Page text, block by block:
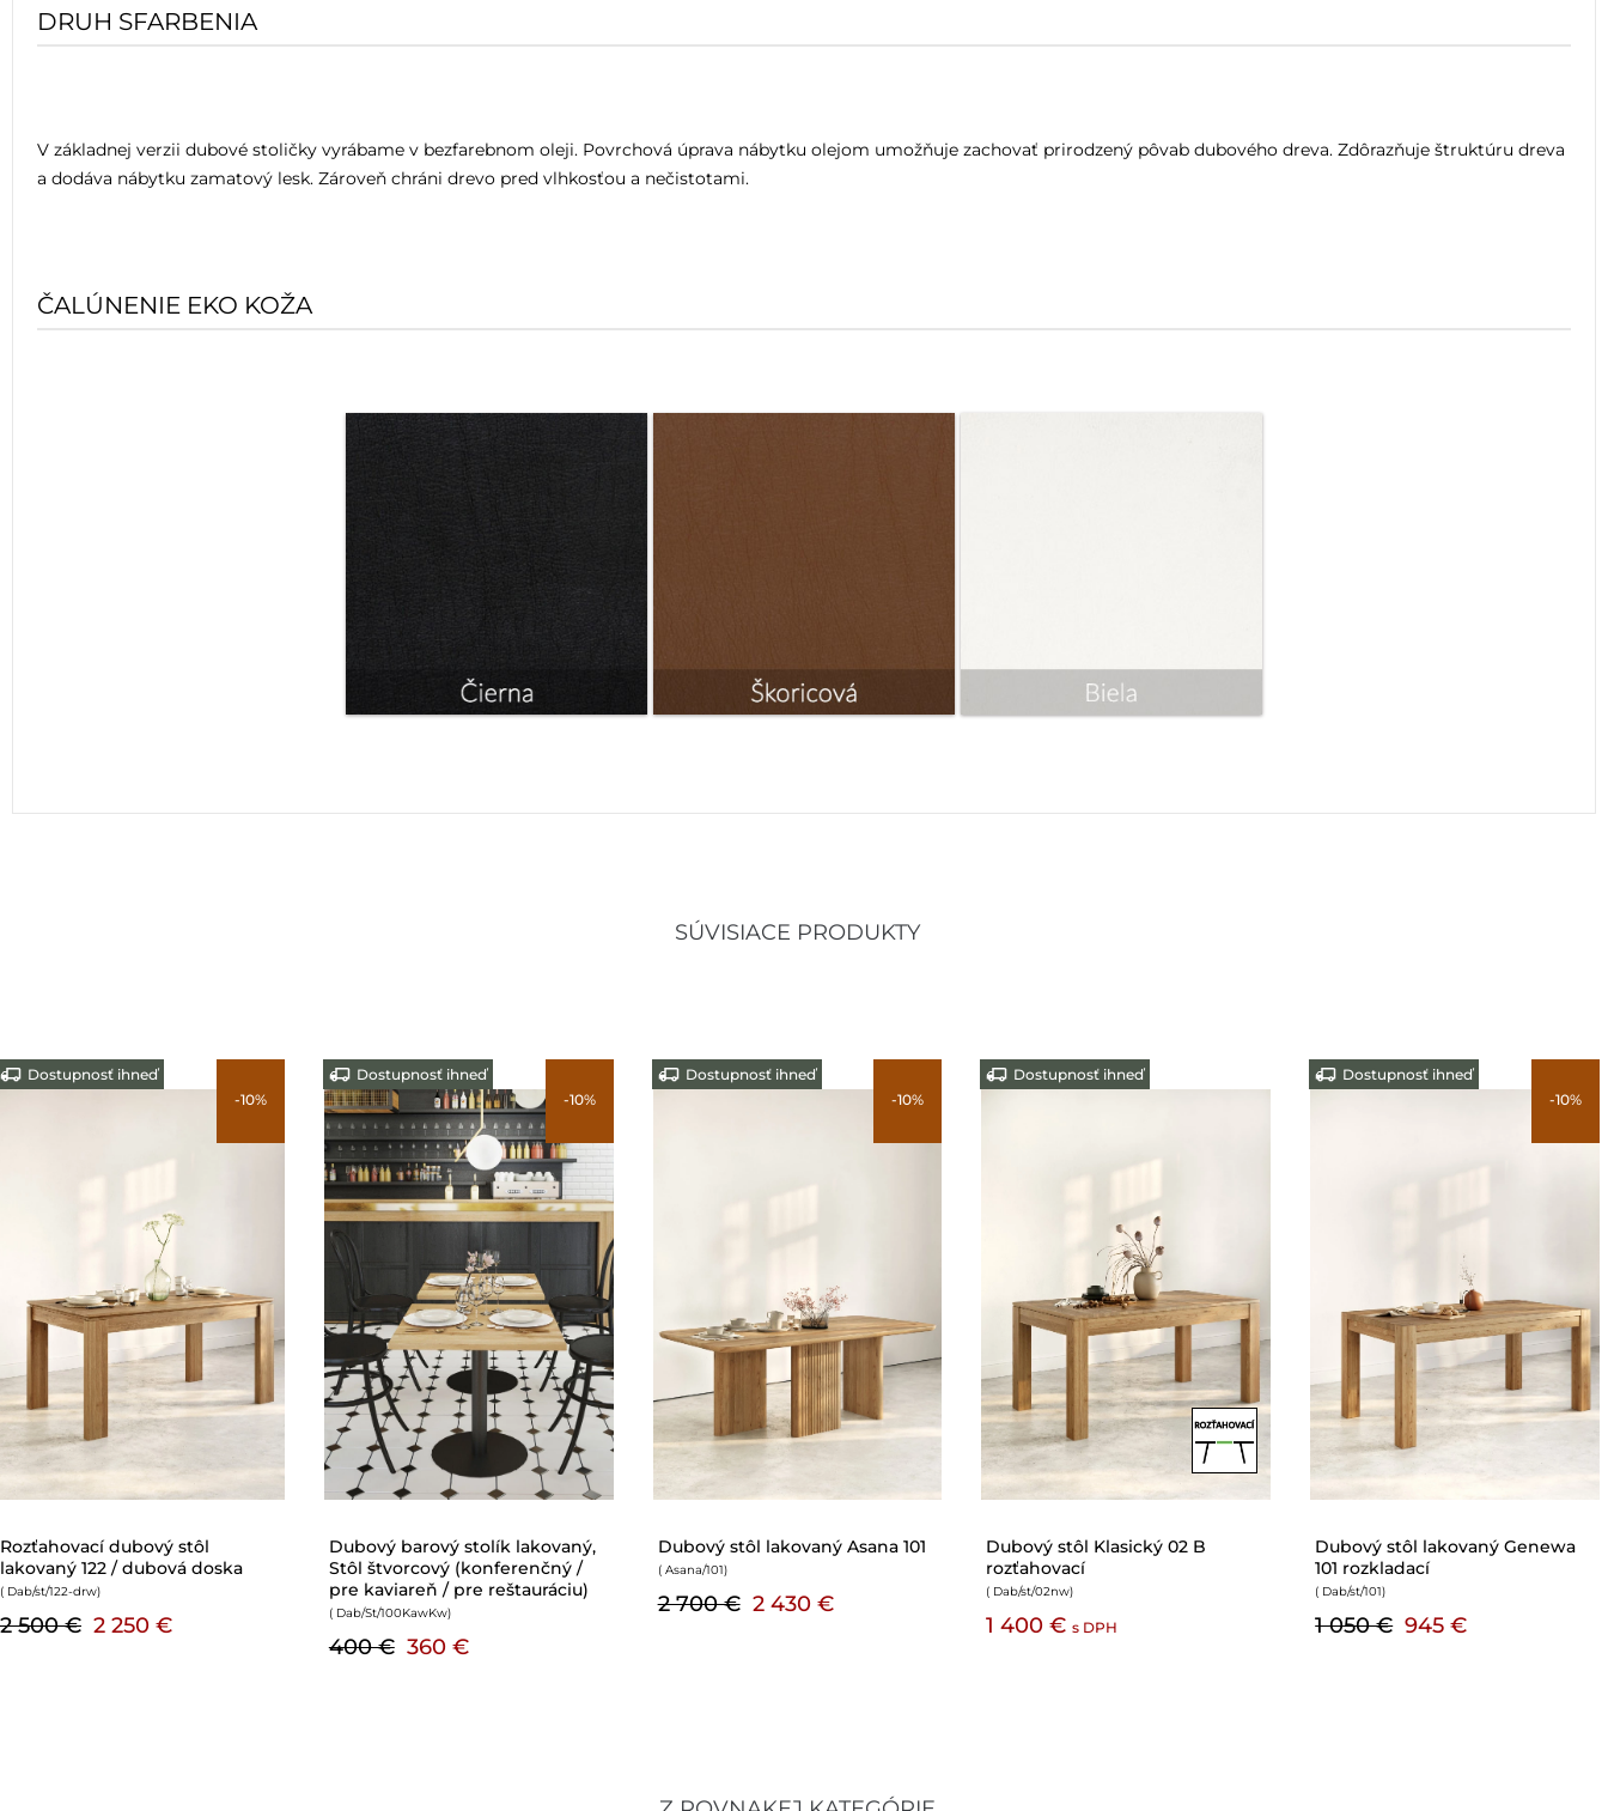
DRUH SFARBENIA
V základnej verzii dubové stoličky vyrábame v bezfarebnom oleji. Povrchová úprava nábytku olejom umožňuje zachovať prirodzený pôvab dubového dreva. Zdôrazňuje štruktúru dreva
a dodáva nábytku zamatový lesk. Zároveň chráni drevo pred vlhkosťou a nečistotami.
ČALÚNENIE EKO KOŽA
SÚVISIACE PRODUKTY
Dostupnosť ihneď
Guľatý dubový stôl 04
rozťahovací kovové koľajnice
( Dab/st/04)
800 € s DPH
Dostupnosť ihneď
-10%
Guľatý dubový stôl lakovaný 104
rozťahovací kovové koľajnice
( Dab/st/104)
800 € 720 €
Dostupnosť ihneď
-10%
Dubový stôl lakovaný Fern 101
( Fern/101)
750 € 675 €
Dostupnosť ihneď
Dubový stôl Modern U 06
rozťahovací
( Dab/st/06)
1 000 € s DPH
Dostupnosť ihneď
-10%
Dubový stôl lakovaný Gisli 102
rozkladací
( Gisli/102)
1 250 € 1 125 €
Z ROVNAKEJ KATEGÓRIE